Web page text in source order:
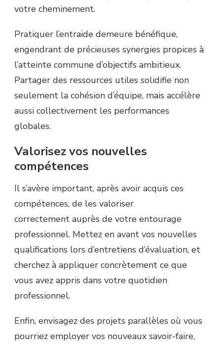
votre cheminement.
Pratiquer l’entraide demeure bénéfique,
engendrant de précieuses synergies propices à
l’atteinte commune d’objectifs ambitieux.
Partager des ressources utiles solidifie non
seulement la cohésion d’équipe, mais accélère
aussi collectivement les performances
globales.
Valorisez vos nouvelles
compétences
Il s’avère important, après avoir acquis ces
compétences, de les valoriser
correctement auprès de votre entourage
professionnel. Mettez en avant vos nouvelles
qualifications lors d’entretiens d’évaluation, et
cherchez à appliquer concrètement ce que
vous avez appris dans votre quotidien
professionnel.
Enfin, envisagez des projets parallèles où vous
pourriez employer vos nouveaux savoir-faire,